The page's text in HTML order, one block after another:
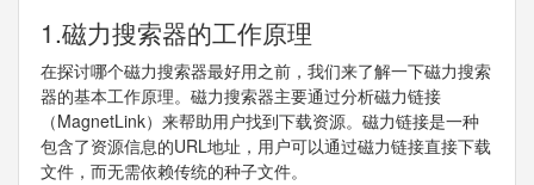
1.磁力搜索器的工作原理
在探讨哪个磁力搜索器最好用之前，我们来了解一下磁力搜索
器的基本工作原理。磁力搜索器主要通过分析磁力链接
（MagnetLink）来帮助用户找到下载资源。磁力链接是一种
包含了资源信息的URL地址，用户可以通过磁力链接直接下载
文件，而无需依赖传统的种子文件。